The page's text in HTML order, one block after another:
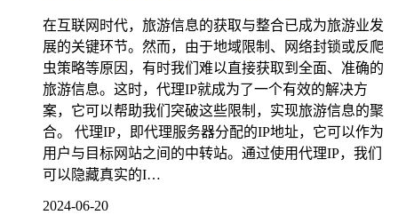
在互联网时代，旅游信息的获取与整合已成为旅游业发
展的关键环节。然而，由于地域限制、网络封锁或反爬
虫策略等原因，有时我们难以直接获取到全面、准确的
旅游信息。这时，代理IP就成为了一个有效的解决方
案，它可以帮助我们突破这些限制，实现旅游信息的聚
合。 代理IP，即代理服务器分配的IP地址，它可以作为
用户与目标网站之间的中转站。通过使用代理IP，我们
可以隐藏真实的I…
2024-06-20